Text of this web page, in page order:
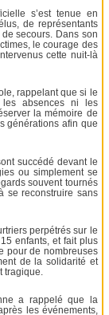
s’est tenue en
de représentants
secours. Dans son
le courage des
cette nuit-là
rappelant que si le
les absences ni les
la mémoire de
générations afin que
succédé devant le
ou simplement se
souvent tournés
se reconstruire sans
perpétrés sur le
enfants, et fait plus
pour de nombreuses
de la solidarité et
tragique.
a rappelé que la
les événements,